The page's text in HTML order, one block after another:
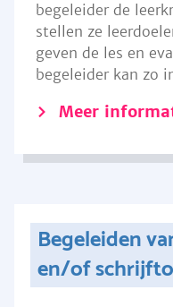
begeleider de
stellen ze
geven de les en
begeleider kan zo
Meer
Begeleiden
en/of